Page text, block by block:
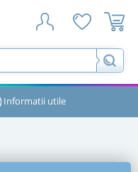
Informatii utile